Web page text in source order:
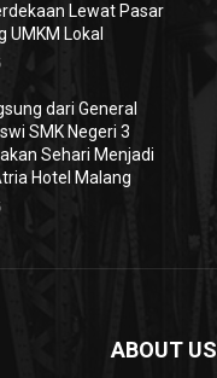
Lewat Pasar
UMKM Lokal
dari General
SMK Negeri 3
Sehari Menjadi
Hotel Malang
ABOUT US